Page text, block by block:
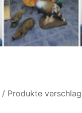
/ Produkte